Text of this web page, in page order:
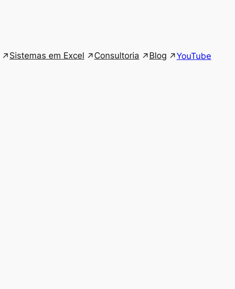
Sistemas em Excel Consultoria Blog YouTube